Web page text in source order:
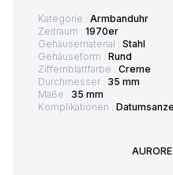
Kategorie : Armbanduhr
Zeitraum : 1970er
Gehäusematerial : Stahl
Gehäuseform : Rund
Ziffernblattfarbe : Creme
Durchmesser : 35 mm
Maße : 35 mm
Komplikationen :